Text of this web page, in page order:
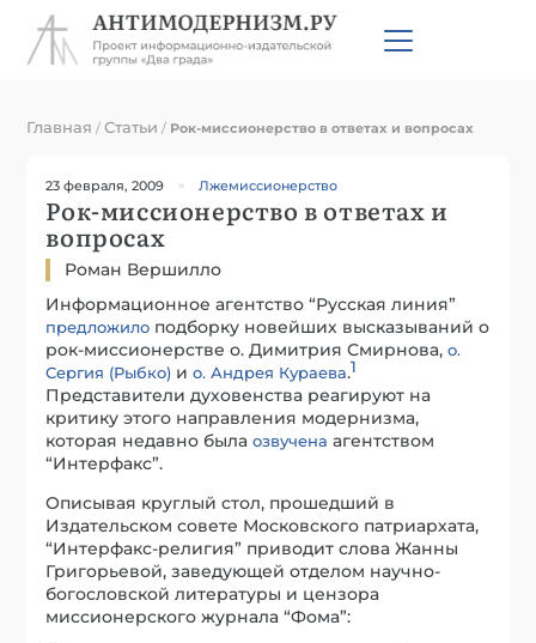
Главная /Статьи / Рок-миссионерство в ответах и вопросах
23 февраля, 2009 Лжемиссионерство
Рок-миссионерство в ответах и
вопросах
Роман Вершилло
Информационное агентство “Русская линия”
предложило подборку новейших высказываний о
рок-миссионерстве о. Димитрия Смирнова,о.
Сергия (Рыбко) ио. Андрея Кураева.1
Представители духовенства реагируют на
критику этого направления модернизма,
которая недавно былаозвучена агентством
“Интерфакс”.
Описывая круглый стол, прошедший в
Издательском совете Московского патриархата,
“Интерфакс-религия” приводит слова Жанны
Григорьевой, заведующей отделом научно-
богословской литературы и цензора
миссионерского журнала “Фома”: